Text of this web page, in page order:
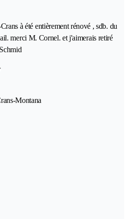
à été entièrement rénové , sdb. du
merci M. Cornel. et j'aimerais retiré
Montana